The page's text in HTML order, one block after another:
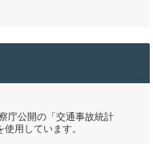
庁公開の「交通事故統計
用しています。